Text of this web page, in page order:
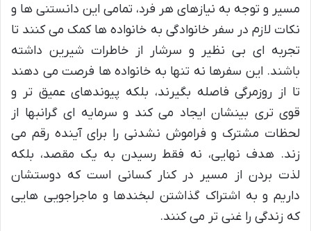
مسیر و توجه به نیازهای هر فرد، تمامی این دانستنی ها و
نکات لازم در سفر خانوادگی به خانواده ها کمک می کنند تا
تجربه ای بی نظیر و سرشار از خاطرات شیرین داشته
باشند. این سفرها نه تنها به خانواده ها فرصت می دهند
تا از روزمرگی فاصله بگیرند، بلکه پیوندهای عمیق تر و
قوی تری بینشان ایجاد می کند و سرمایه ای گرانبها از
لحظات مشترک و فراموش نشدنی را برای آینده رقم می
زند. هدف نهایی، نه فقط رسیدن به یک مقصد، بلکه
لذت بردن از مسیر در کنار کسانی است که دوستشان
داریم و به اشتراک گذاشتن لبخندها و ماجراجویی هایی
که زندگی را غنی تر می کنند.